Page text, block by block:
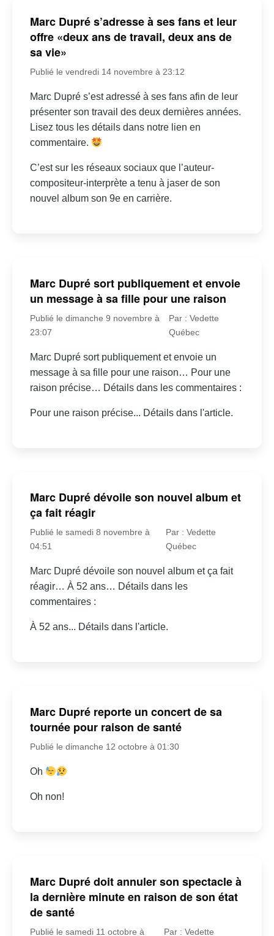
Marc Dupré s’adresse à ses fans et leur
offre «deux ans de travail, deux ans de
sa vie»
Publié le vendredi 14 novembre à 23:12
Marc Dupré s’est adressé à ses fans afin de leur
présenter son travail des deux dernières années.
Lisez tous les détails dans notre lien en
commentaire.
C’est sur les réseaux sociaux que l’auteur-
compositeur-interprète a tenu à jaser de son
nouvel album son 9e en carrière.
Marc Dupré sort publiquement et envoie
un message à sa fille pour une raison
Publié le dimanche 9 novembre à
23:07
Par : Vedette
Québec
Marc Dupré sort publiquement et envoie un
message à sa fille pour une raison… Pour une
raison précise… Détails dans les commentaires :
Pour une raison précise... Détails dans l'article.
Marc Dupré dévoile son nouvel album et
ça fait réagir
Publié le samedi 8 novembre à
04:51
Par : Vedette
Québec
Marc Dupré dévoile son nouvel album et ça fait
réagir… À 52 ans… Détails dans les
commentaires :
À 52 ans... Détails dans l'article.
Marc Dupré reporte un concert de sa
tournée pour raison de santé
Publié le dimanche 12 octobre à 01:30
Oh
Oh non!
Marc Dupré doit annuler son spectacle à
la dernière minute en raison de son état
de santé
Publié le samedi 11 octobre à Par : Vedette